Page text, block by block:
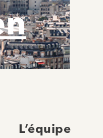
L’équipe